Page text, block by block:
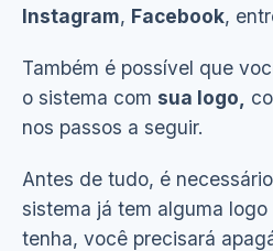
Instagram, Facebook,
Também é possível que
o sistema com sua logo,
nos passos a seguir.
Antes de tudo, é
sistema já tem alguma
tenha, você precisará